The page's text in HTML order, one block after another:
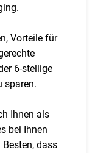
Vorteile für
6-stellige
sparen.
Ihnen als
bei Ihnen
dass